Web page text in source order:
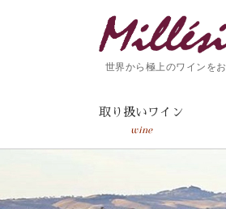
世界から極上のワインを
取り扱いワイン
wine